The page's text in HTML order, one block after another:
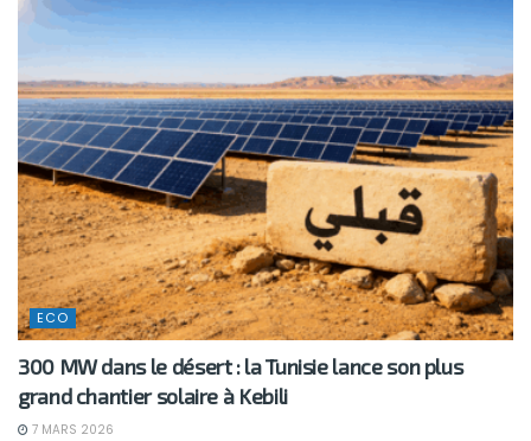
ECO
300 MW dans le désert : la Tunisie lance son plus
grand chantier solaire à Kebili
7 MARS 2026